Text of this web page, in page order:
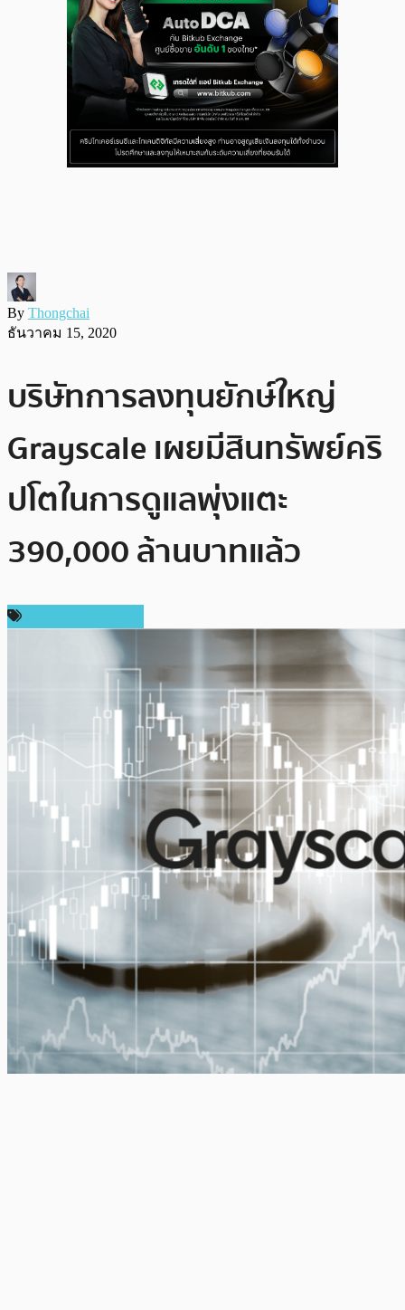
By Thongchai
ธันวาคม 15, 2020
บริษัทการลงทุนยักษ์ใหญ่
Grayscale เผยมีสินทรัพย์คริ
ปโตในการดูแลพุ่งแตะ
390,000 ล้านบาทแล้ว